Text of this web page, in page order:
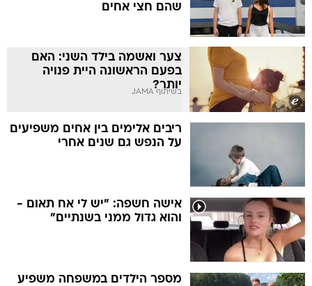
שהם חצי אחים
צער ואשמה בילד השני: האם
בפעם הראשונה היית פנויה
יותר?
בשיתוף JAMA
ריבים אלימים בין אחים משפיעים
על הנפש גם שנים אחרי
אישה חשפה: "יש לי אח תאום -
והוא גדול ממני בשנתיים"
מספר הילדים במשפחה משפיע